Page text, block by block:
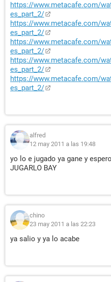
https://www.metacafe.com/
es_part_2/
https://www.metacafe.com/
es_part_2/
https://www.metacafe.com/
es_part_2/
https://www.metacafe.com/
es_part_2/
https://www.metacafe.com/
es_part_2/
alfred
12 may 2011 a las 19:48
yo lo e jugado ya gane y
JUGARLO BAY
chino
23 may 2011 a las 22:23
ya salio y ya lo acabe